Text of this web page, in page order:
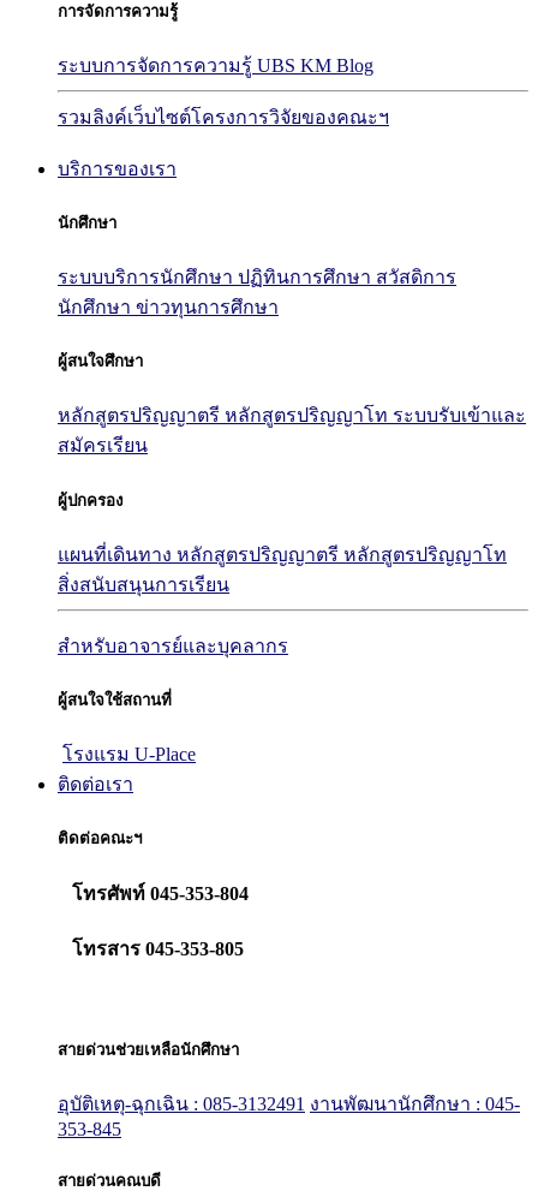
การจัดการความรู้
ระบบการจัดการความรู้ UBS KM Blog
รวมลิงค์เว็บไซต์โครงการวิจัยของคณะฯ
บริการของเรา
นักศึกษา
ระบบบริการนักศึกษา ปฏิทินการศึกษา สวัสดิการ
นักศึกษา ข่าวทุนการศึกษา
ผู้สนใจศึกษา
หลักสูตรปริญญาตรี หลักสูตรปริญญาโท ระบบรับเข้าและ
สมัครเรียน
ผู้ปกครอง
แผนที่เดินทาง หลักสูตรปริญญาตรี หลักสูตรปริญญาโท
สิ่งสนับสนุนการเรียน
สำหรับอาจารย์และบุคลากร
ผู้สนใจใช้สถานที่
โรงแรม U-Place
ติดต่อเรา
ติดต่อคณะฯ
โทรศัพท์ 045-353-804
โทรสาร 045-353-805
สายด่วนช่วยเหลือนักศึกษา
อุบัติเหตุ-ฉุกเฉิน : 085-3132491 งานพัฒนานักศึกษา : 045-
353-845
สายด่วนคณบดี